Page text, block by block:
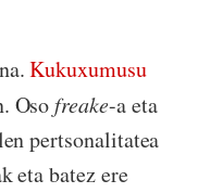
Kukuxumusu
Osofreake-a eta
pertsonalitatea
eta batez ere